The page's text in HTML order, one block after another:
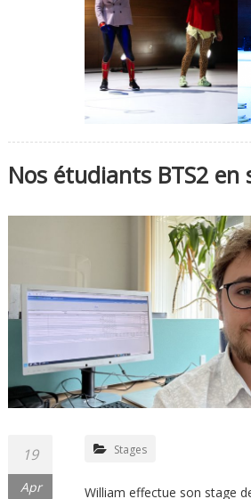
Nos étudiants BTS2 en
19
Apr
Stages
William effectue son stage